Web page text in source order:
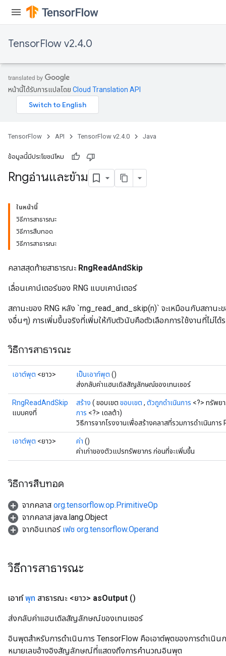
TensorFlow v2.4.0
หน้านี้ได้รับการแปลโดย Cloud Translation API
TensorFlow API TensorFlow v2.4.0 Java
ข้อมูลนี้มีประโยชน์ไหม
Rngอ่านและข้าม
ในหน้านี้
วิธีการสาธารณะ
วิธีการสืบทอด
วิธีการสาธารณะ
คลาสสุดท้ายสาธารณะ RngReadAndSkip
เลื่อนเคาน์เตอร์ของ RNG แบบเคาน์เตอร์
สถานะของ RNG หลัง `rng_read_and_skip(n)` จะเหมือนกับสถานะ
งอื่นๆ) การเพิ่มขึ้นจริงที่เพิ่มให้กับตัวนับคือตัวเลือกการใช้งานที่ไม่ได้
วิธีการสาธารณะ
เอาต์พุต <ยาว> เป็นเอาท์พุต ()
ส่งกลับค่าแฮนเดิลสัญลักษณ์ของเทนเซอร์
RngReadAndSkip
แบบคงที่
สร้าง ( ขอบเขต ขอบเขต , ตัวถูกดำเนินการ <?> ทรัพย
การ <?> เดลต้า)
วิธีการจากโรงงานเพื่อสร้างคลาสที่รวมการดำเนินกา
เอาต์พุต <ยาว> ค่า ()
ค่าเก่าของตัวแปรทรัพยากร ก่อนที่จะเพิ่มขึ้น
วิธีการสืบทอด
จากคลาส org.tensorflow.op.PrimitiveOp
จากคลาส java.lang.Object
จากอินเทอร์ เฟซ org.tensorflow.Operand
วิธีการสาธารณะ
เอาท์พุท สาธารณะ <ยาว> asOutput ()
ส่งกลับค่าแฮนเดิลสัญลักษณ์ของเทนเซอร์
อินพุตสำหรับการดำเนินการ TensorFlow คือเอาต์พุตของการดำเนิน
หมายเลขอ้างอิงสัญลักษณ์ที่แสดงถึงการคำนวณอินพุต